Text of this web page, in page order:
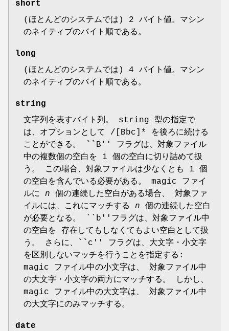
short
(ほとんどのシステムでは) 2 バイト値。マシン
のネイティブのバイト順である。
long
(ほとんどのシステムでは) 4 バイト値。マシン
のネイティブのバイト順である。
string
文字列を表すバイト列。 string 型の指定で
は、オプションとして /[Bbc]* を後ろに続ける
ことができる。 ``B'' フラグは、対象ファイル
中の複数個の空白を 1 個の空白に切り詰めて扱
う。 この場合、対象ファイルは少なくとも 1 個
の空白を含んでいる必要がある。 magic ファイ
ルに n 個の連続した空白がある場合、 対象ファ
イルには、これにマッチする n 個の連続した空白
が必要となる。 ``b''フラグは、対象ファイル中
の空白を 存在してもしなくてもよい空白として扱
う。 さらに、``c'' フラグは、大文字・小文字
を区別しないマッチを行うことを指定する:
magic ファイル中の小文字は、 対象ファイル中
の大文字・小文字の両方にマッチする。 しかし、
magic ファイル中の大文字は、 対象ファイル中
の大文字にのみマッチする。
date